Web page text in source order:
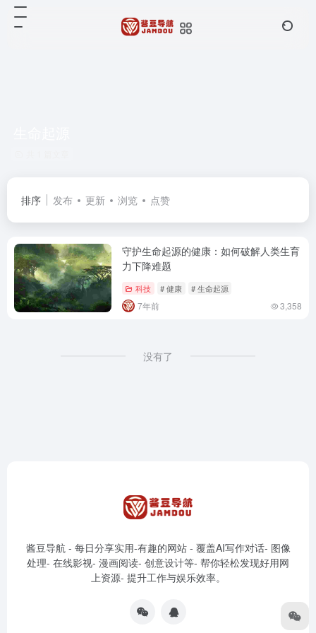
排序 发布 更新 浏览 点赞
守护生命起源的健康：如何破解人类生育
力下降难题
科技 # 健康 # 生命起源
7年前 3,358
没有了
酱豆导航 - 每日分享实用-有趣的网站 - 覆盖AI写作对话- 图像
处理- 在线影视- 漫画阅读- 创意设计等- 帮你轻松发现好用网
上资源- 提升工作与娱乐效率。